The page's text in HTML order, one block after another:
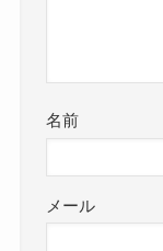
名前
メール